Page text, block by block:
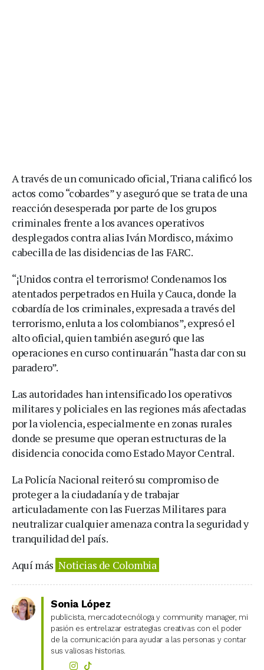
A través de un comunicado oficial, Triana calificó los
actos como “cobardes” y aseguró que se trata de una
reacción desesperada por parte de los grupos
criminales frente a los avances operativos
desplegados contra alias Iván Mordisco, máximo
cabecilla de las disidencias de las FARC.
“¡Unidos contra el terrorismo! Condenamos los
atentados perpetrados en Huila y Cauca, donde la
cobardía de los criminales, expresada a través del
terrorismo, enluta a los colombianos”, expresó el
alto oficial, quien también aseguró que las
operaciones en curso continuarán “hasta dar con su
paradero”.
Las autoridades han intensificado los operativos
militares y policiales en las regiones más afectadas
por la violencia, especialmente en zonas rurales
donde se presume que operan estructuras de la
disidencia conocida como Estado Mayor Central.
La Policía Nacional reiteró su compromiso de
proteger a la ciudadanía y de trabajar
articuladamente con las Fuerzas Militares para
neutralizar cualquier amenaza contra la seguridad y
tranquilidad del país.
Aquí más Noticias de Colombia
Sonia López
publicista, mercadotecnóloga y community manager, mi
pasión es entrelazar estrategias creativas con el poder
de la comunicación para ayudar a las personas y contar
sus valiosas historias.